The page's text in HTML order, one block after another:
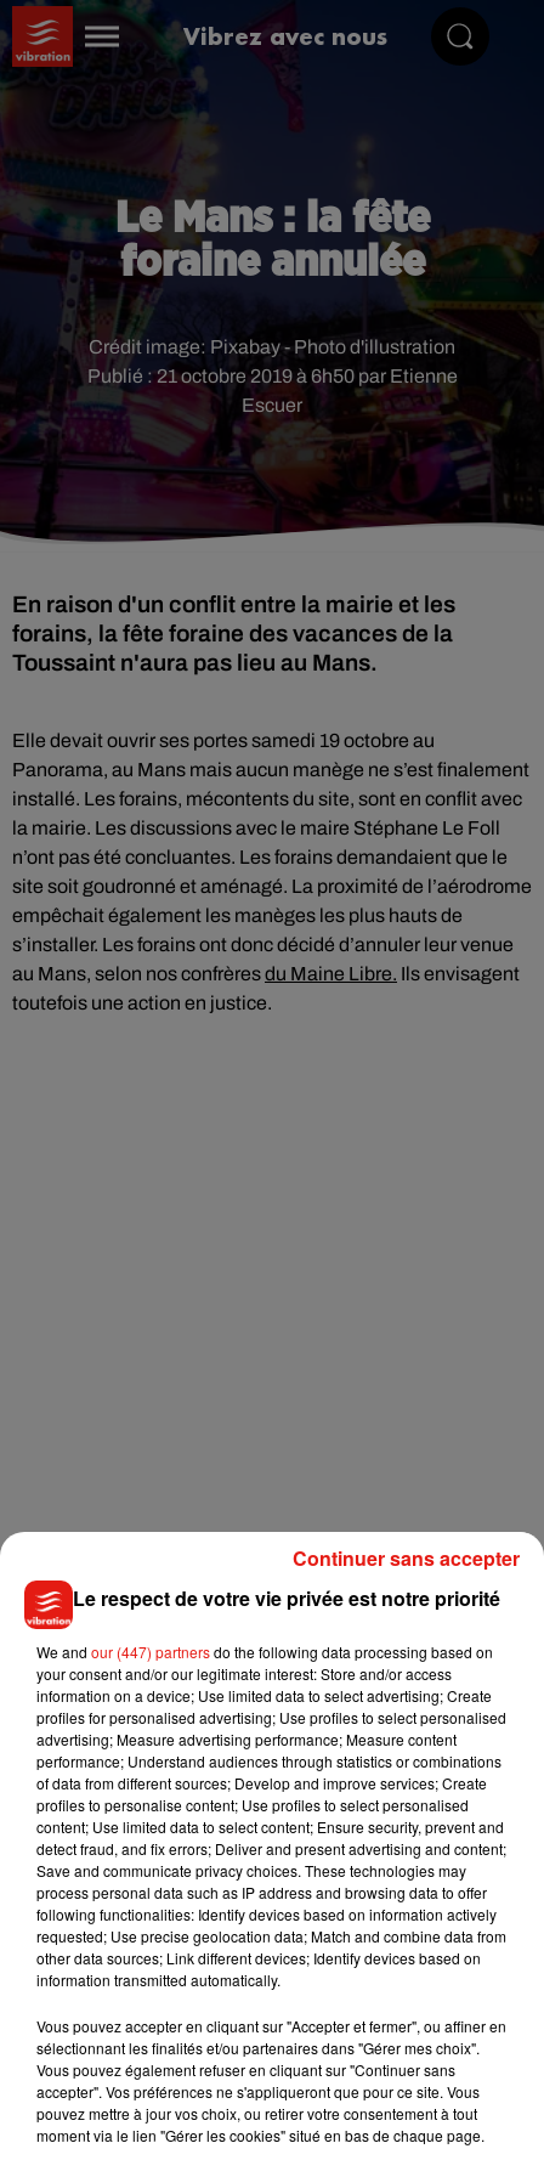
Vibrez avec nous
Le Mans : la fête
foraine annulée
Publié : 21 octobre 2019 à 6h50 par Etienne
Escuer
Crédit image: Pixabay - Photo d'illustration
En raison d'un conflit entre la mairie et les
forains, la fête foraine des vacances de la
Toussaint n'aura pas lieu au Mans.
Elle devait ouvrir ses portes samedi 19 octobre au
Panorama, au Mans mais aucun manège ne s’est finalement
installé. Les forains, mécontents du site, sont en conflit avec
la mairie. Les discussions avec le maire Stéphane Le Foll
n’ont pas été concluantes. Les forains demandaient que le
site soit goudronné et aménagé. La proximité de l’aérodrome
empêchait également les manèges les plus hauts de
s’installer. Les forains ont donc décidé d’annuler leur venue
au Mans, selon nos confrèresdu Maine Libre. Ils envisagent
toutefois une action en justice.
marquée par des incidents entre forains et forces de l’ordre,
après un premier refus de s’installer sur le site du Panorama.
Musique
7 août 2026
Julien Lieb s’essaye à la vie de chatelain
dans son nouveau clip
7 août 2026
Madonna sort enfin le remix de « Love
Sensation » avec Kylie Minogue
Le respect de votre vie privée est notre priorité
We and our (447) partnersdo the following data processing based on
your consent and/or our legitimate interest: Store and/or access
information on a device; Use limited data to select advertising; Create
profiles for personalised advertising; Use profiles to select personalised
advertising; Measure advertising performance; Measure content
performance; Understand audiences through statistics or combinations
of data from different sources; Develop and improve services; Create
profiles to personalise content; Use profiles to select personalised
content; Use limited data to select content; Ensure security, prevent and
detect fraud, and fix errors; Deliver and present advertising and content;
Save and communicate privacy choices. These technologies may
process personal data such as IP address and browsing data to offer
following functionalities: Identify devices based on information actively
requested; Use precise geolocation data; Match and combine data from
other data sources; Link different devices; Identify devices based on
information transmitted automatically.
Vous pouvez accepter en cliquant sur "Accepter et fermer", ou affiner en
sélectionnant les finalités et/ou partenaires dans "Gérer mes choix".
Vous pouvez également refuser en cliquant sur "Continuer sans
accepter". Vos préférences ne s'appliqueront que pour ce site. Vous
pouvez mettre à jour vos choix, ou retirer votre consentement à tout
moment via le lien "Gérer les cookies" situé en bas de chaque page.
Continuer sans accepter